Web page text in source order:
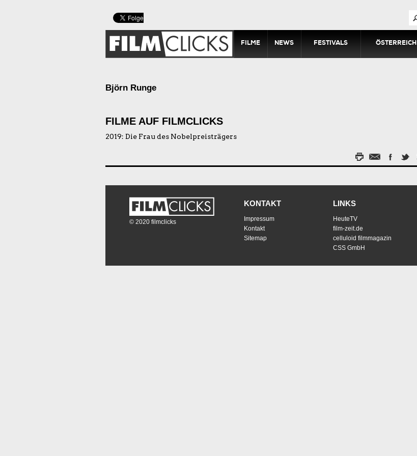
FILME NEWS FESTIVALS ÖSTERREICH
Björn Runge
FILME AUF FILMCLICKS
2019: Die Frau des Nobelpreisträgers
© 2020 filmclicks
KONTAKT
Impressum
Kontakt
Sitemap
LINKS
HeuteTV
film-zeit.de
celluloid filmmagazin
CSS GmbH